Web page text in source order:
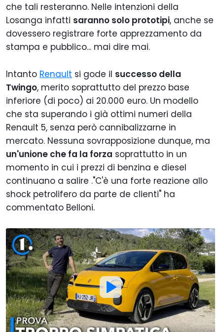
che tali resteranno. Nelle intenzioni della
Losanga infatti saranno solo prototipi, anche se
dovessero registrare forte apprezzamento da
stampa e pubblico... mai dire mai.
Intanto Renault si gode il successo della
Twingo, merito soprattutto del prezzo base
inferiore (di poco) ai 20.000 euro. Un modello
che sta superando i già ottimi numeri della
Renault 5, senza però cannibalizzarne in
mercato. Nessuna sovrapposizione dunque, ma
un'unione che fa la forza soprattutto in un
momento in cui i prezzi di benzina e diesel
continuano a salire ."C'è una forte reazione allo
shock petrolifero da parte de clienti" ha
commentato Belloni.